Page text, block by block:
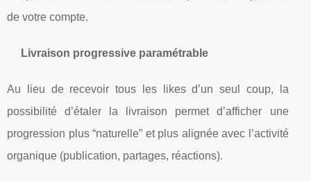
de votre compte.
Livraison progressive paramétrable
Au lieu de recevoir tous les likes d’un seul coup, la
possibilité d’étaler la livraison permet d’afficher une
progression plus “naturelle” et plus alignée avec l’activité
organique (publication, partages, réactions).